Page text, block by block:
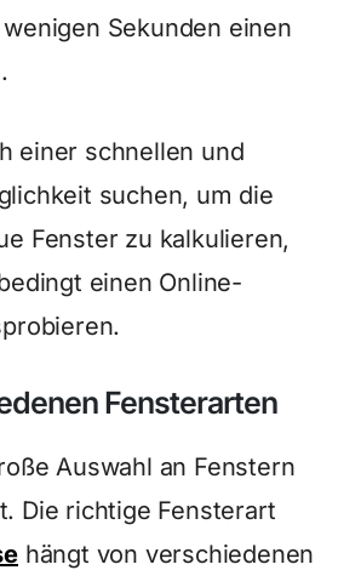
Sekunden einen
einer schnellen und
suchen, um die
Fenster zu kalkulieren,
einen Online-
Fensterarten
Auswahl an Fenstern
Die richtige Fensterart
hängt von verschiedenen